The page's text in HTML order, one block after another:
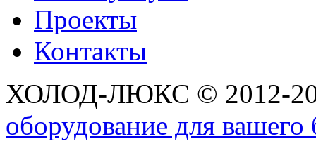
Проекты
Контакты
ХОЛОД-ЛЮКС © 2012-
оборудование для вашего